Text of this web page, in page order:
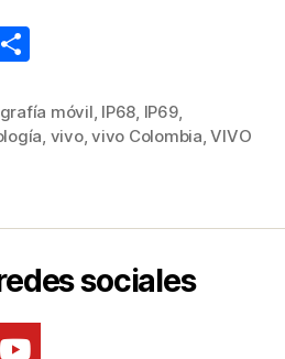
Pi
m
p
tir
móvil IP68 IP69,
vivo,vivo Colombia ,VIVO
sociales